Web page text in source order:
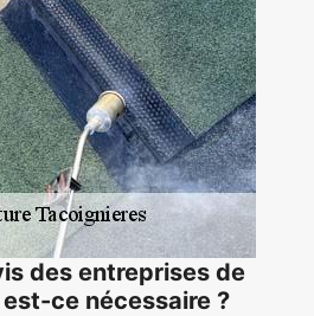
des entreprises de
ce nécessaire ?